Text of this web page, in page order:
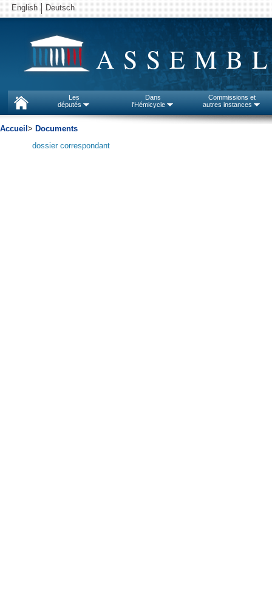
English Deutsch
Les
députés
Dans
l'Hémicycle
Commissions et
autres instances
Accueil > Documents
dossier correspondant